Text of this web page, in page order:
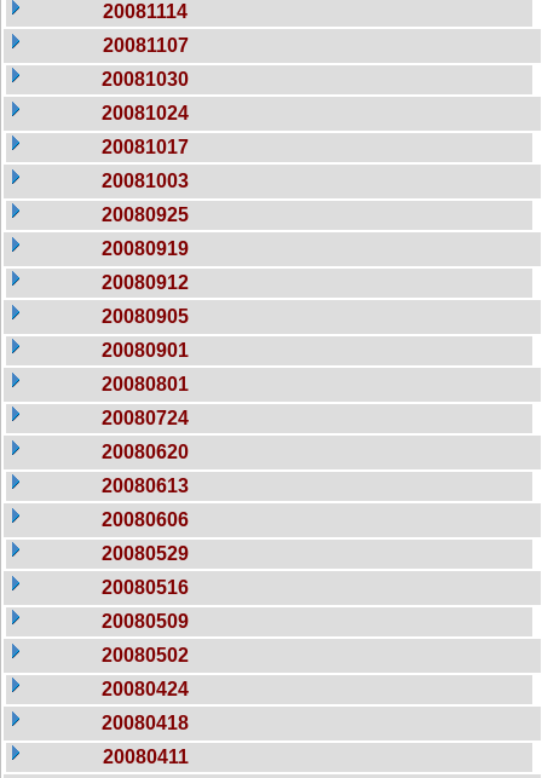
20081114
20081107
20081030
20081024
20081017
20081003
20080925
20080919
20080912
20080905
20080901
20080801
20080724
20080620
20080613
20080606
20080529
20080516
20080509
20080502
20080424
20080418
20080411